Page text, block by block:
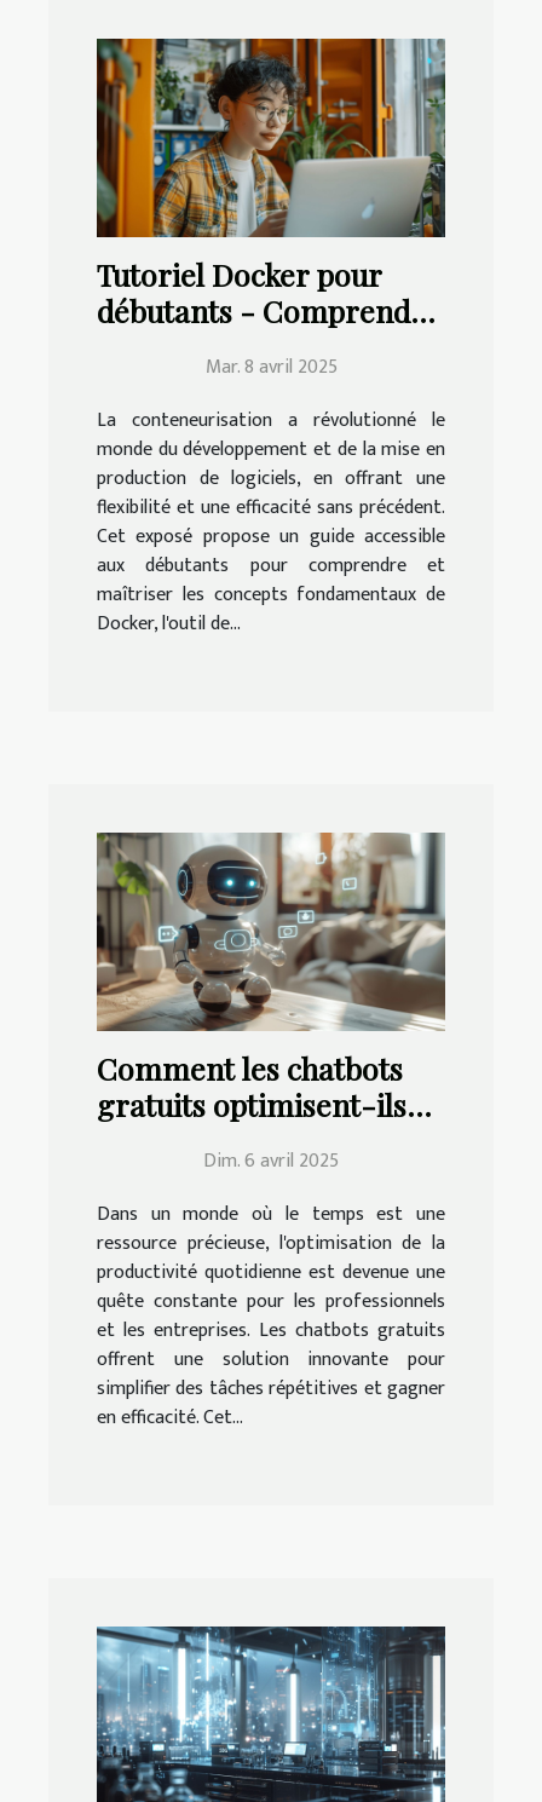
Tutoriel Docker pour
débutants - Comprendre
conteneurisation
Mar. 8 avril 2025
La conteneurisation a révolutionné le
monde du développement et de la mise en
production de logiciels, en offrant une
flexibilité et une efficacité sans précédent.
Cet exposé propose un guide accessible
aux débutants pour comprendre et
maîtriser les concepts fondamentaux de
Docker, l'outil de...
Comment les chatbots
gratuits optimisent-ils
quotidienne ?
Dim. 6 avril 2025
Dans un monde où le temps est une
ressource précieuse, l'optimisation de la
productivité quotidienne est devenue une
quête constante pour les professionnels
et les entreprises. Les chatbots gratuits
offrent une solution innovante pour
simplifier des tâches répétitives et gagner
en efficacité. Cet...